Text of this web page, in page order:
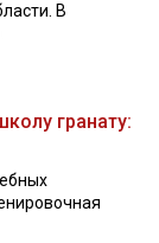
В
гранату: